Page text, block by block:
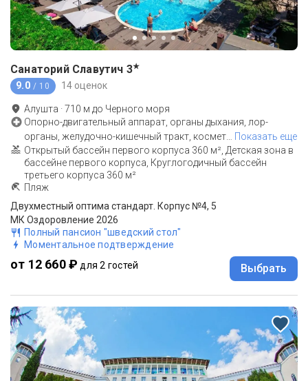
Санаторий Славутич 3★
9.0 / 10 14 оценок
Алушта ·710 м до Черного моря
Опорно-двигательный аппарат, органы дыхания, лор-
органы, желудочно-кишечный тракт, космет
Показать еще
Открытый бассейн первого корпуса 360 м², Детская зона в
бассейне первого корпуса, Круглогодичный бассейн
третьего корпуса 360 м²
Пляж
Двухместный оптима стандарт. Корпус №4, 5
МК Оздоровление 2026
Полный пансион "шведский стол"
Моментальное подтверждение
от 12 660 ₽ для 2 гостей Выбрать